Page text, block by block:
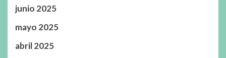
junio 2025
mayo 2025
abril 2025